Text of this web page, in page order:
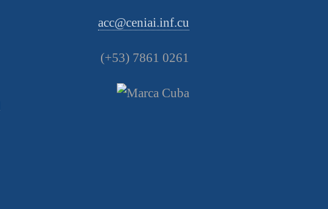
acc@ceniai.inf.cu
(+53) 7861 0261